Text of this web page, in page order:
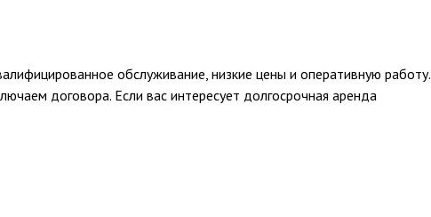
обслуживание, низкие цены и оперативную работу.
договора. Если вас интересует долгосрочная аренда